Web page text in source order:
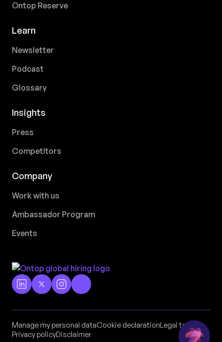
Ontop Reserve
Learn
Newsletter
Podcast
Glossary
Insights
Press
Competitors
Company
Work with us
Ambassador Program
Events
Manage my personal dataCookie declarationLegal terms
Privacy policyDisclaimer